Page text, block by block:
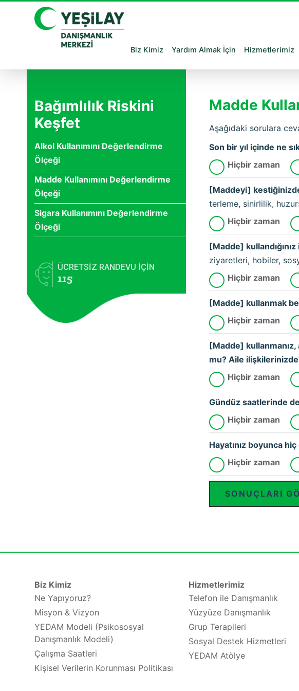
Biz Kimiz Yardım Almak İçin Hizmetlerimiz
Bağımlılık Riskini
Keşfet
Alkol Kullanımını Değerlendirme
Ölçeği
Madde Kullanımını Değerlendirme
Ölçeği
Sigara Kullanımını Değerlendirme
Ölçeği
ÜCRETSİZ RANDEVU İÇİN
115
Madde
Aşağıdaki sorulara
Son bir yıl içinde ne
Hiçbir zaman
[Maddeyi] kestiğinizde
terleme, sinirlilik,
Hiçbir zaman
[Madde]
ziyaretleri, hobiler,
Hiçbir zaman
[Madde] kullanmak
Hiçbir zaman
[Madde]
mu? Aile
Hiçbir zaman
Gündüz saatlerinde
Hiçbir zaman
Hayatınız boyunca
Hiçbir zaman
SONUÇLARI
Biz Kimiz
Ne Yapıyoruz?
Misyon & Vizyon
YEDAM Modeli (Psikososyal
Danışmanlık Modeli)
Çalışma Saatleri
Kişisel Verilerin Korunması Politikası
Hizmetlerimiz
Telefon ile Danışmanlık
Yüzyüze Danışmanlık
Grup Terapileri
Sosyal Destek Hizmetleri
YEDAM Atölye